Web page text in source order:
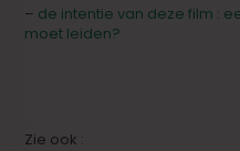
– de intentie van deze film :
moet leiden?
Zie ook :